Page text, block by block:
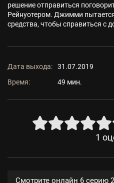
решение отправиться
Рейнуотером. Джимми
средства, чтобы справиться с
Дата выхода:
31.07.2019
Время:
49 мин.
1
Смотрите онлайн 6 серию